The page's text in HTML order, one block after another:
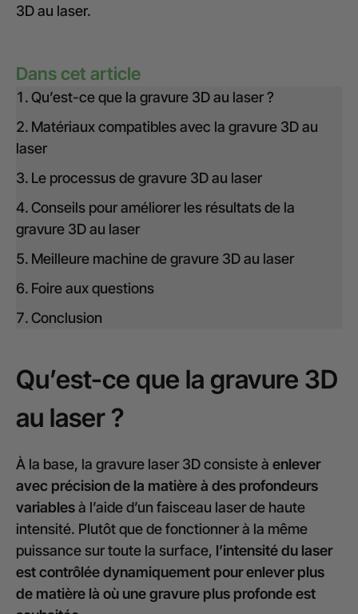
3D au laser.
Dans cet article
Qu’est-ce que la gravure 3D au laser ?
Matériaux compatibles avec la gravure 3D au
laser
Le processus de gravure 3D au laser
Conseils pour améliorer les résultats de la
gravure 3D au laser
Meilleure machine de gravure 3D au laser
Foire aux questions
Conclusion
Qu’est-ce que la gravure 3D
au laser ?
À la base, la gravure laser 3D consiste à enlever
avec précision de la matière à des profondeurs
variablesà l’aide d’un faisceau laser de haute
intensité. Plutôt que de fonctionner à la même
puissance sur toute la surface, l’intensité du laser
est contrôlée dynamiquement pour enlever plus
de matière là où une gravure plus profonde est